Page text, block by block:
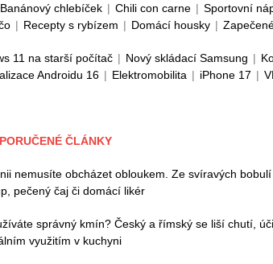
Banánový chlebíček | Chili con carne | Sportovní
| Recepty s rybízem | Domácí housky |
11 na starší počítač | Nový skládací Samsung |
Androidu 16 | Elektromobilita | iPhone 17 |
ČLÁNKY
nemusíte obcházet obloukem. Ze svíravých bobulí
pečený čaj či domácí likér
správný kmín? Český a římský se liší chutí,
využitím v kuchyni